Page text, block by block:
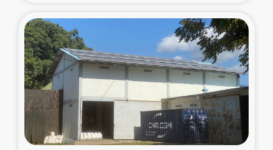
ミャンマー緊急支援
タイ国境ミャンマー移民子ども支援
漁民によるマングローブ植林活動
レバノンでのシリア難民への食糧・越冬支援